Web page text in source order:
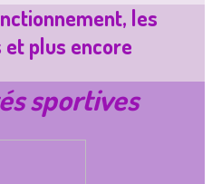
les
plus encore
sportives